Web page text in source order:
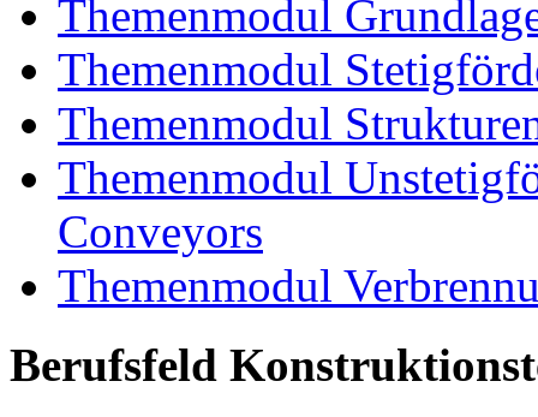
Themenmodul
Themenmodul
Themenmodul
Themenmodul
Conveyors
Themenmodul
Berufsfeld